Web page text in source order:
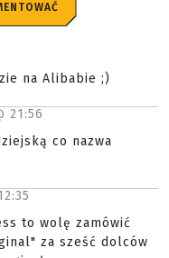
na Alibabie ;)
21:56
co nazwa
to wolę zamówić
za sześć dolców